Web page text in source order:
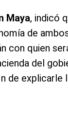
Maya, indicó
de
con quien
del
de explicarle